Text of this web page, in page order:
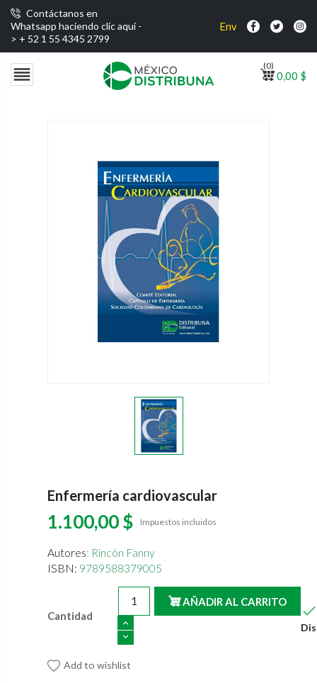
Contáctanos en
Whatsapp haciendo clic aquí -
> + 52 1 55 4345 2799
Envío gratis por compras
 0,00 $
(0)
Enfermería cardiovascular
1.100,00 $ Impuestos incluidos
Autores: Rincón Fanny
ISBN: 9789588379005
Cantidad
AÑADIR AL CARRITO

Add to wishlist